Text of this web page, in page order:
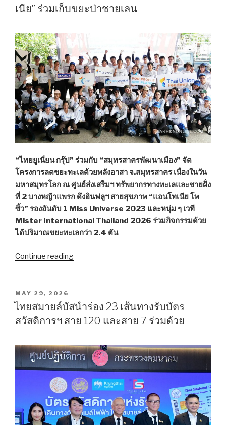
ยก
เซ็นทรัล
มหาชัย”
รวม
ร้าน
เด็ด
จาก
ทั่ว
ประเทศ
8
ก.ค.
นี้”
เนีย” ร่วมเก็บขยะป่าชายเลน
“ไทยยูเนี่ยน กรุ๊ป” ร่วมกับ “สมุทรสาครพัฒนาเมือง” จัด
โครงการลดขยะทะเลด้วยพลังอาสา จ.สมุทรสาคร เนื่องในวัน
มหาสมุทรโลก ณ ศูนย์ส่งเสริมฯ ทรัพยากรทางทะเลและชายฝั่ง
ที่ 2 บางหญ้าแพรก ดึงอินฟลูฯ สายสุขภาพ “แอนโทเนีย โพ
ซิ้ว” รองอันดับ 1 Miss Universe 2023 และหนุ่ม ๆ เวที
Mister International Thailand 2026 ร่วมกิจกรรมด้วย
ได้ปริมาณขยะทะเลกว่า 2.4 ตัน
Continue reading
พัฒนา
เมือง”
ลด
ขยะ
ทะเล
ด้วย
พลัง
อาสา
POSTED
ON
MAY 29, 2026
ไทยสมายล์บัสนำร่อง 23 เส้นทางรับบัตร
สวัสดิการฯ สาย 120 และสาย 7 ร่วมด้วย